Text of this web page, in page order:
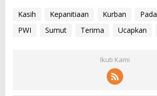
Kasih Kepanitiaan Kurban Pada
PWI
Sumut Terima Ucapkan
Ikuti Kami